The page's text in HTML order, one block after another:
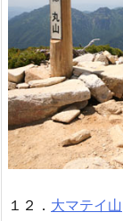
１２． 大マテイ山